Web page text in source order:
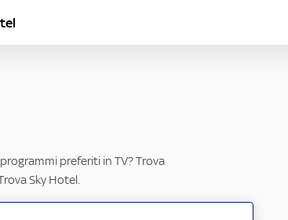
preferiti in TV? Trova
Sky Hotel.